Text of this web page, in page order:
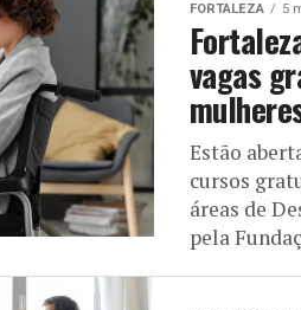
FORTALEZA 5
vagas
Estão
cursos
áreas de
pela